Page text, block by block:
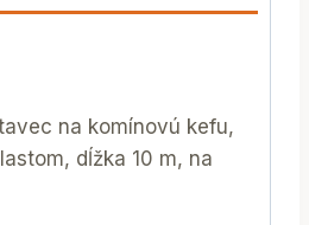
na komínovú kefu,
dĺžka 10 m, na